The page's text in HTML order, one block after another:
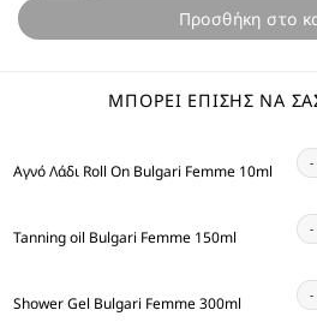
Προσθήκη στο
ΜΠΟΡΕΊ ΕΠΊΣΗΣ ΝΑ
Αγνό Λάδι Roll On Bulgari Femme 10ml
Tanning oil Bulgari Femme 150ml
Shower Gel Bulgari Femme 300ml